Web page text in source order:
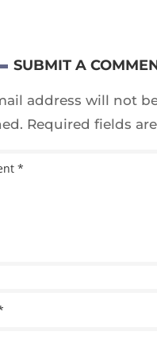
SUBMIT A
address will not
Required fields